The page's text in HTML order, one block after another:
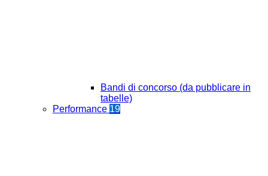
Bandi di concorso (da pubblicare in
tabelle)
Performance 19